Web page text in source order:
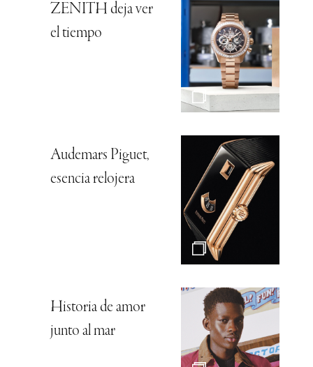
ZENITH deja ver
el tiempo
Audemars Piguet,
esencia relojera
Historia de amor
junto al mar